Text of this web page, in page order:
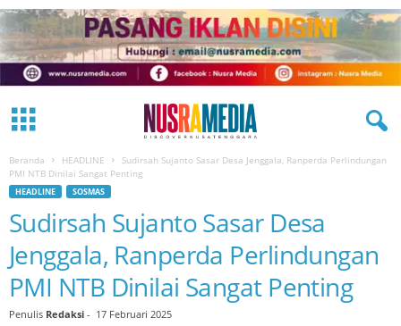
Beranda HEADLINE
Sudirsah Sujanto Sasar Desa Jenggala, Ranperda Perlindungan
PMI NTB Dinilai Sangat Penting
HEADLINE SOSMAS
Sudirsah Sujanto Sasar Desa
Jenggala, Ranperda Perlindungan
PMI NTB Dinilai Sangat Penting
Penulis Redaksi - 17 Februari 2025